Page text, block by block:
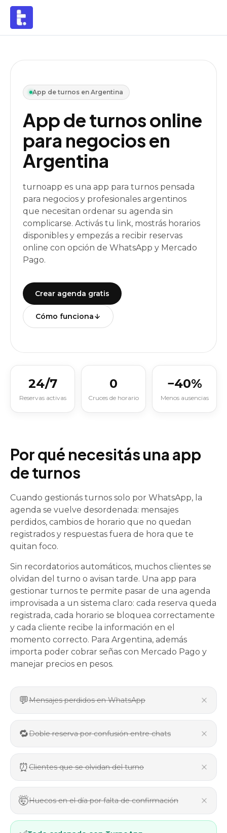
App de turnos en Argentina
App de turnos online
para negocios en
Argentina
turnoapp es una app para turnos pensada
para negocios y profesionales argentinos
que necesitan ordenar su agenda sin
complicarse. Activás tu link, mostrás horarios
disponibles y empezás a recibir reservas
online con opción de WhatsApp y Mercado
Pago.
Crear agenda gratis
Cómo funciona
24/7
Reservas activas
0
Cruces de horario
−40%
Menos ausencias
Por qué necesitás una app
de turnos
Cuando gestionás turnos solo por WhatsApp, la
agenda se vuelve desordenada: mensajes
perdidos, cambios de horario que no quedan
registrados y respuestas fuera de hora que te
quitan foco.
Sin recordatorios automáticos, muchos clientes se
olvidan del turno o avisan tarde. Una app para
gestionar turnos te permite pasar de una agenda
improvisada a un sistema claro: cada reserva queda
registrada, cada horario se bloquea correctamente
y cada cliente recibe la información en el
momento correcto. Para Argentina, además
importa poder cobrar señas con Mercado Pago y
manejar precios en pesos.
💬Mensajes perdidos en WhatsApp
🔁Doble reserva por confusión entre chats
⏰Clientes que se olvidan del turno
🤯Huecos en el día por falta de confirmación